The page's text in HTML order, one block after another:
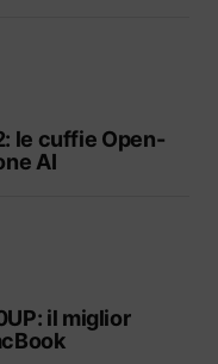
le cuffie Open-
AI
il miglior